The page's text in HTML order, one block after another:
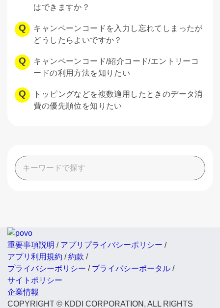
はできますか？
キャンペーンコードを入力し忘れてしまったが
どうしたらよいですか？
キャンペーンコード/紹介コード/エントリーコ
ードの利用方法を知りたい
トッピングなどを複数適用したときのデータ消
費の優先順位を知りたい
重要事項説明 / アプリプライバシーポリシー /
アプリ利用規約 /約款 /
プライバシーポリシー / プライバシーポータル /
サイトポリシー
企業情報
COPYRIGHT © KDDI CORPORATION, ALL RIGHTS